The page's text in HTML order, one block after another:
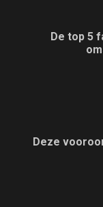
De top 5
Deze